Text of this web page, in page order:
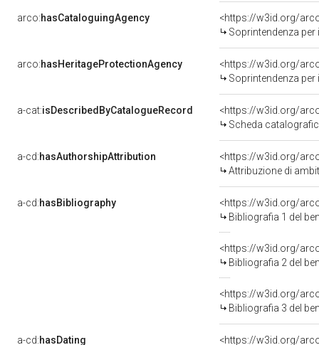
arco:hasCataloguingAgency
<https://w3id.org/
Soprintendenza
arco:hasHeritageProtectionAgency
<https://w3id.org/
Soprintendenza per i
a-cat:isDescribedByCatalogueRecord
<https://w3id.org/
Scheda
a-cd:hasAuthorshipAttribution
<https://w3id.org/
Attribuzione di
a-cd:hasBibliography
<https://w3id.org/
Bibliografia 1 del
<https://w3id.org/
Bibliografia 2 del
<https://w3id.org/
Bibliografia 3 del
a-cd:hasDating
<https://w3id.org/